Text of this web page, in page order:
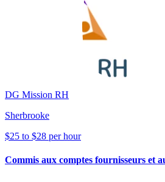
DG Mission RH
Sherbrooke
$25 to $28 per hour
Commis aux comptes fournisseurs et